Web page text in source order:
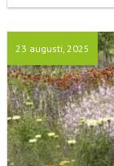
23 augusti, 2025